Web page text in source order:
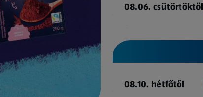
08.06. csütörtöktől
08.10. hétfőtől